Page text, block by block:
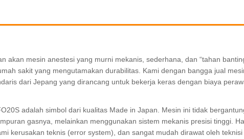
akan mesin anestesi yang murni mekanis, sederhana, dan “tahan
sakit yang mengutamakan durabilitas. Kami dengan bangga jual
dari Jepang yang dirancang untuk bekerja keras dengan biaya
adalah simbol dari kualitas Made in Japan. Mesin ini tidak
gasnya, melainkan menggunakan sistem mekanis presisi tinggi.
kerusakan teknis (error system), dan sangat mudah dirawat oleh teknisi